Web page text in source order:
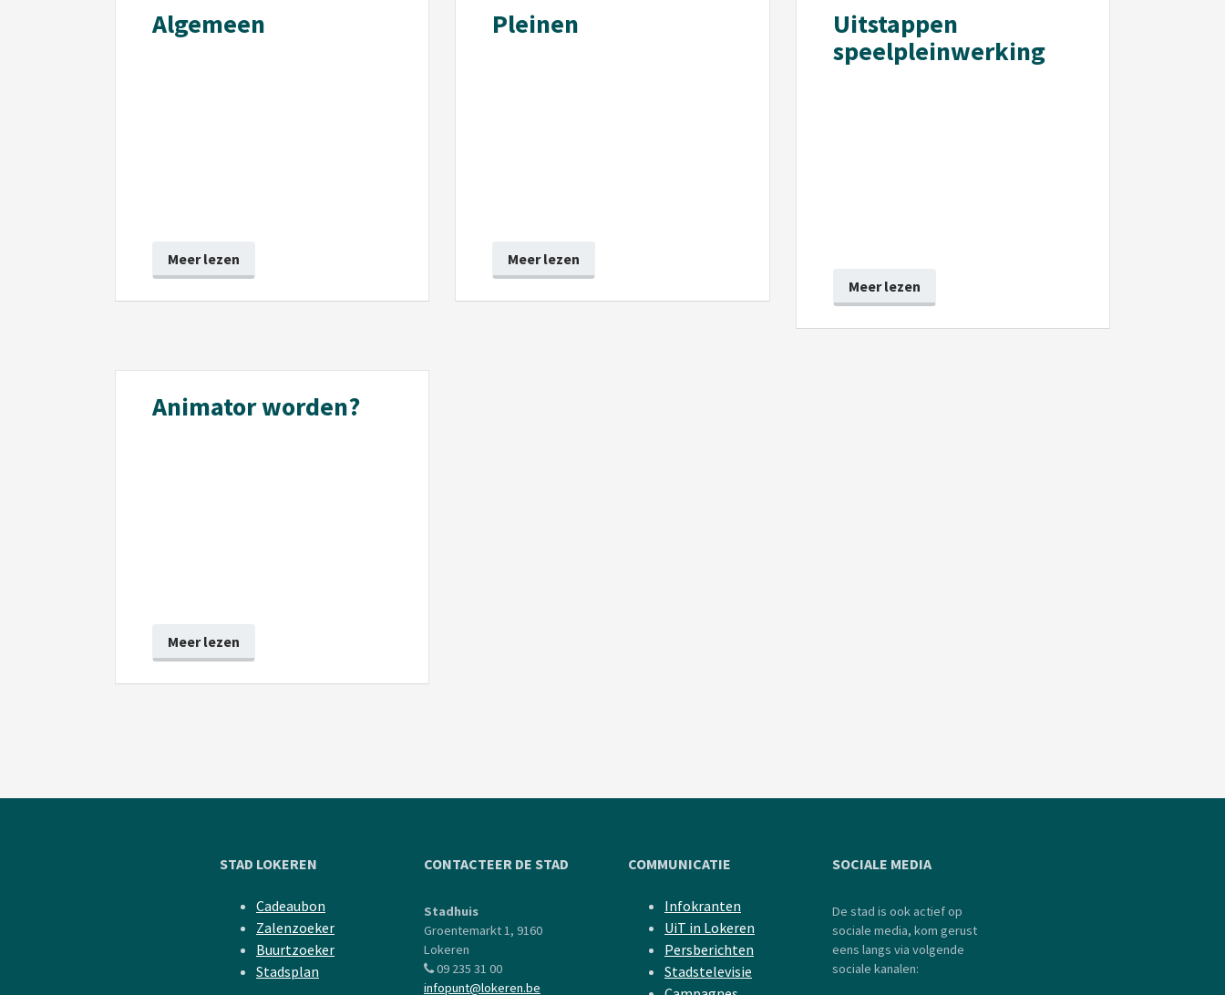
Algemeen
Meer lezen
Pleinen
Meer lezen
Uitstappen
speelpleinwerking
Meer lezen
Animator worden?
Meer lezen
STAD LOKEREN
Cadeaubon
Zalenzoeker
Buurtzoeker
Stadsplan
CONTACTEER DE STAD
Stadhuis
Groentemarkt 1, 9160
Lokeren
09 235 31 00
infopunt@lokeren.be
COMMUNICATIE
Infokranten
UiT in Lokeren
Persberichten
Stadstelevisie
SOCIALE MEDIA
De stad is ook actief op
sociale media, kom gerust
eens langs via volgende
sociale kanalen: